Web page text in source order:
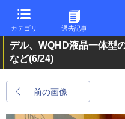
カテゴリ 過去記事
デル、WQHD液晶一体型
など(6/24)
前の画像